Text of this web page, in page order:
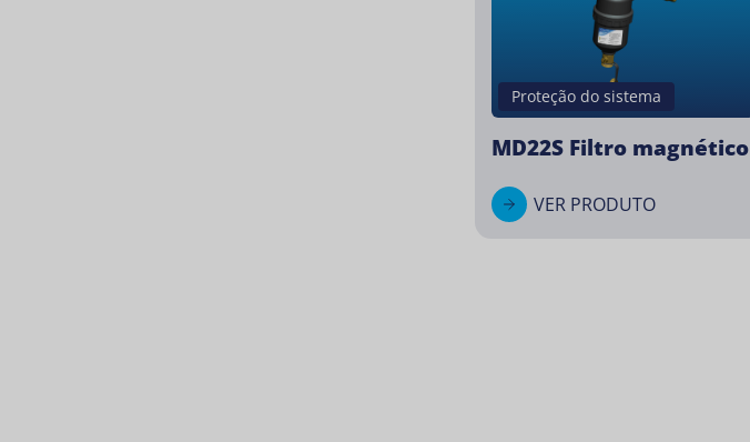
Proteção do sistema
MD22S Filtro magnético
VER PRODUTO